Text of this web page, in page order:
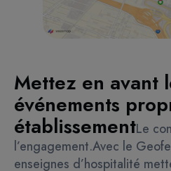
Mettez en avant
événements
établissementLe
l’engagement.Avec le
enseignes d’hospitalité